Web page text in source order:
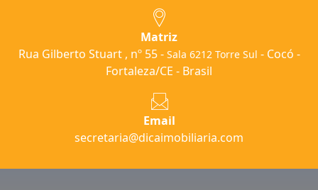
Matriz
Rua Gilberto Stuart , nº 55 - Sala 6212 Torre Sul - Cocó -
Fortaleza/CE - Brasil
Email
secretaria@dicaimobiliaria.com